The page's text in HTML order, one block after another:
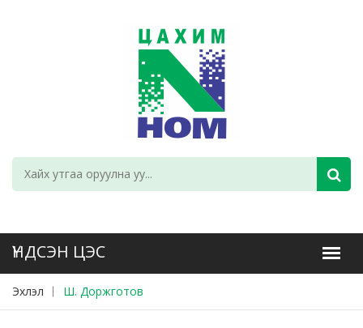
Эхлэл Ш. Доржготов